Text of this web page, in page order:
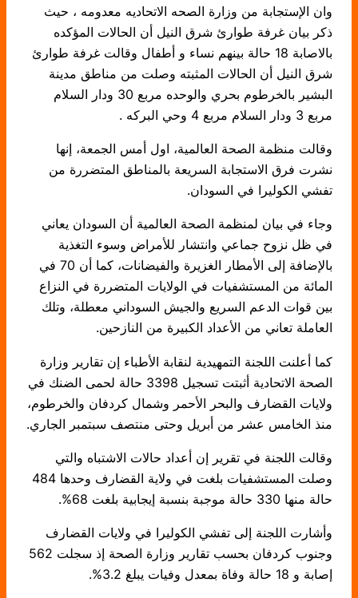
وان الإستجابة من وزارة الصحه الاتحاديه معدومه ، حيث
ذكر بيان غرفة طوارئ شرق النيل أن الحالات المؤكده
بالاصابة 18 حالة بينهم نساء و أطفال وقالت غرفة طوارئ
شرق النيل أن الحالات المثبته وصلت من مناطق مدينة
البشير بالخرطوم بحري والوحده مربع 30 ودار السلام
مربع 3 ودار السلام مربع 4 وحي البركه .
وقالت منظمة الصحة العالمية، اول أمس الجمعة، إنها
نشرت فرق الاستجابة السريعة بالمناطق المتضررة من
تفشي الكوليرا في السودان.
وجاء في بيان لمنظمة الصحة العالمية أن السودان يعاني
في ظل نزوح جماعي وانتشار للأمراض وسوء التغذية
بالإضافة إلى الأمطار الغزيرة والفيضانات، كما أن 70 في
المائة من المستشفيات في الولايات المتضررة في النزاع
بين قوات الدعم السريع والجيش السوداني معطلة، وتلك
العاملة تعاني من الأعداد الكبيرة من النازحين.
كما أعلنت اللجنة التمهيدية لنقابة الأطباء إن تقارير وزارة
الصحة الاتحادية أثبتت تسجيل 3398 حالة لحمى الضنك في
ولايات القضارف والبحر الأحمر وشمال كردفان والخرطوم،
منذ الخامس عشر من أبريل وحتى منتصف سبتمبر الجاري.
وقالت اللجنة في تقرير إن أعداد حالات الاشتباه والتي
وصلت المستشفيات بلغت في ولاية القضارف وحدها 484
حالة منها 330 حالة موجبة بنسبة إيجابية بلغت 68%.
وأشارت اللجنة إلى تفشي الكوليرا في ولايات القضارف
وجنوب كردفان بحسب تقارير وزارة الصحة إذ سجلت 562
إصابة و 18 حالة وفاة بمعدل وفيات يبلغ 3.2%.